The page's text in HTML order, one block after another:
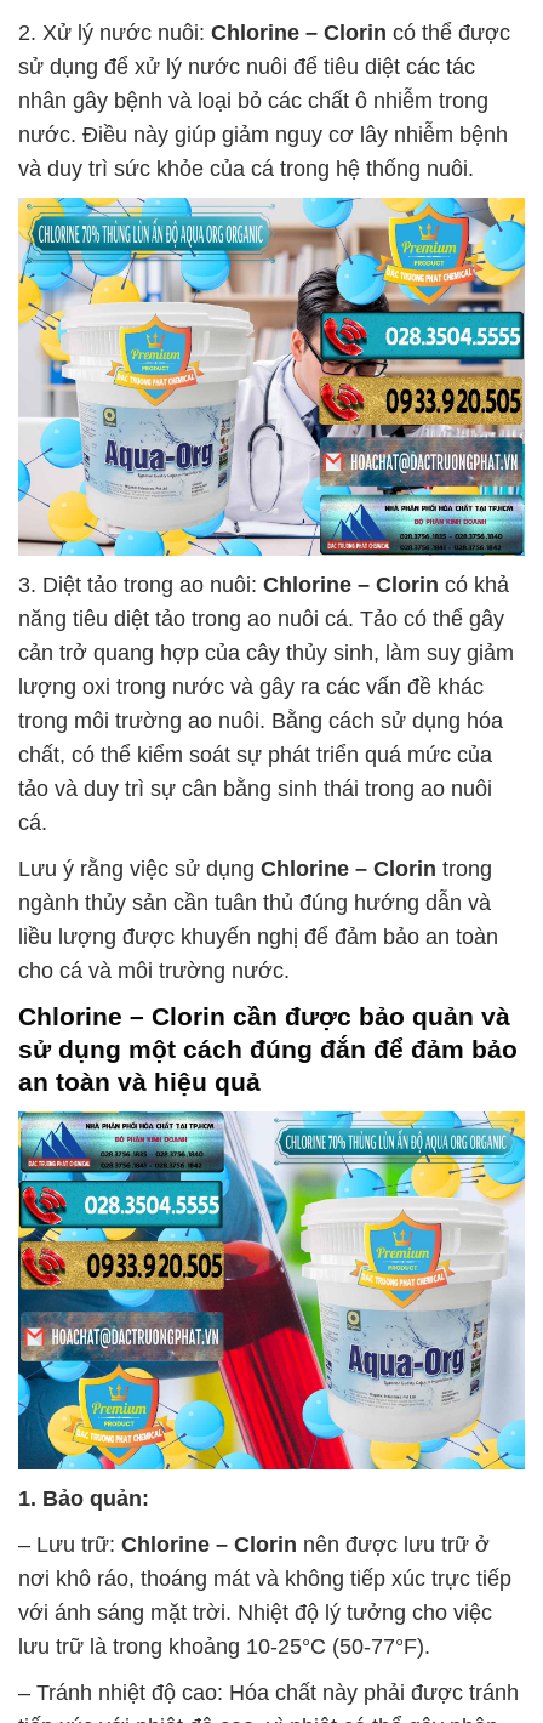
2. Xử lý nước nuôi: Chlorine – Clorin có thể được
sử dụng để xử lý nước nuôi để tiêu diệt các tác
nhân gây bệnh và loại bỏ các chất ô nhiễm trong
nước. Điều này giúp giảm nguy cơ lây nhiễm bệnh
và duy trì sức khỏe của cá trong hệ thống nuôi.
3. Diệt tảo trong ao nuôi: Chlorine – Clorin có khả
năng tiêu diệt tảo trong ao nuôi cá. Tảo có thể gây
cản trở quang hợp của cây thủy sinh, làm suy giảm
lượng oxi trong nước và gây ra các vấn đề khác
trong môi trường ao nuôi. Bằng cách sử dụng hóa
chất, có thể kiểm soát sự phát triển quá mức của
tảo và duy trì sự cân bằng sinh thái trong ao nuôi
cá.
Lưu ý rằng việc sử dụng Chlorine – Clorin trong
ngành thủy sản cần tuân thủ đúng hướng dẫn và
liều lượng được khuyến nghị để đảm bảo an toàn
cho cá và môi trường nước.
Chlorine – Clorin cần được bảo quản và
sử dụng một cách đúng đắn để đảm bảo
an toàn và hiệu quả
1. Bảo quản:
– Lưu trữ: Chlorine – Clorin nên được lưu trữ ở
nơi khô ráo, thoáng mát và không tiếp xúc trực tiếp
với ánh sáng mặt trời. Nhiệt độ lý tưởng cho việc
lưu trữ là trong khoảng 10-25°C (50-77°F).
– Tránh nhiệt độ cao: Hóa chất này phải được tránh